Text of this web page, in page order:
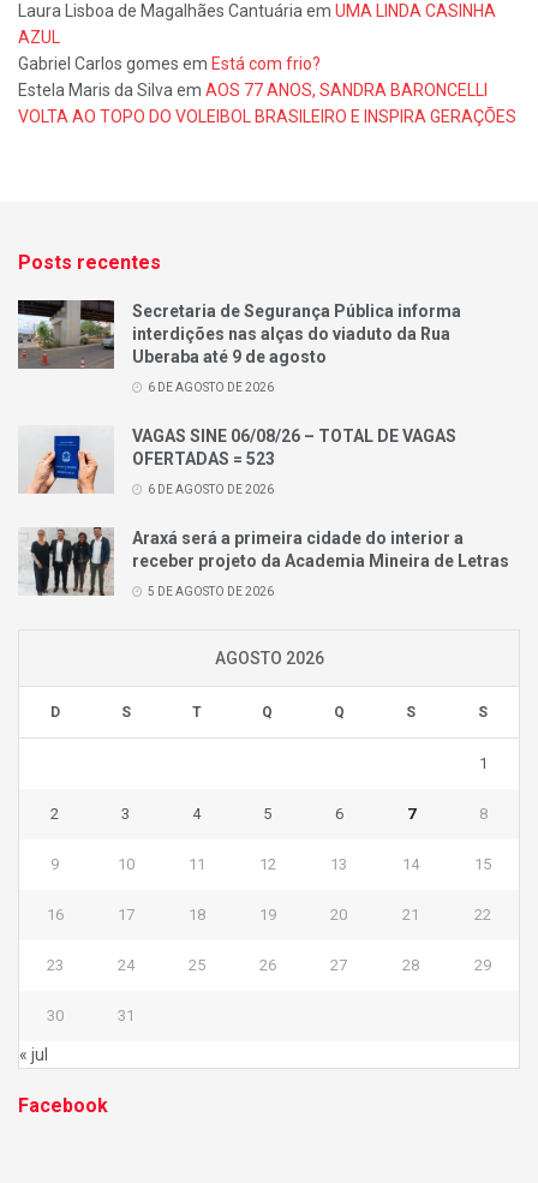
Laura Lisboa de Magalhães Cantuária em UMA LINDA CASINHA
AZUL
Gabriel Carlos gomes em Está com frio?
Estela Maris da Silva em AOS 77 ANOS, SANDRA BARONCELLI
VOLTA AO TOPO DO VOLEIBOL BRASILEIRO E INSPIRA GERAÇÕES
Posts recentes
Secretaria de Segurança Pública informa
interdições nas alças do viaduto da Rua
Uberaba até 9 de agosto
6 DE AGOSTO DE 2026
VAGAS SINE 06/08/26 – TOTAL DE VAGAS
OFERTADAS = 523
6 DE AGOSTO DE 2026
Araxá será a primeira cidade do interior a
receber projeto da Academia Mineira de Letras
5 DE AGOSTO DE 2026
AGOSTO 2026
D S T Q Q S S
1
2 3 4 5 6 7 8
9 10 11 12 13 14 15
16 17 18 19 20 21 22
23 24 25 26 27 28 29
30 31
« jul
Facebook